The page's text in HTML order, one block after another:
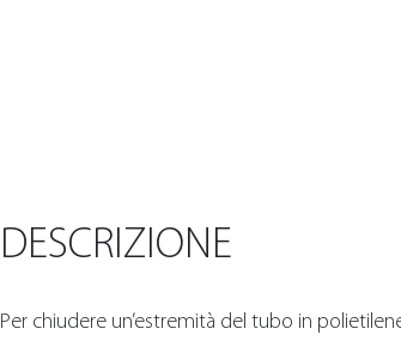
DESCRIZIONE
Per chiudere un’estremità del tubo in